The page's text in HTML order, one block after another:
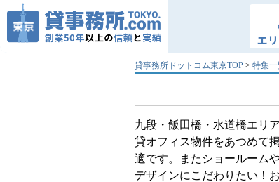
エ
貸事務所ドットコム東京TOP > 特集
九段・飯田橋・水道橋エリ
貸オフィス物件をあつめて
適です。またショールーム
デザインにこだわりたい！